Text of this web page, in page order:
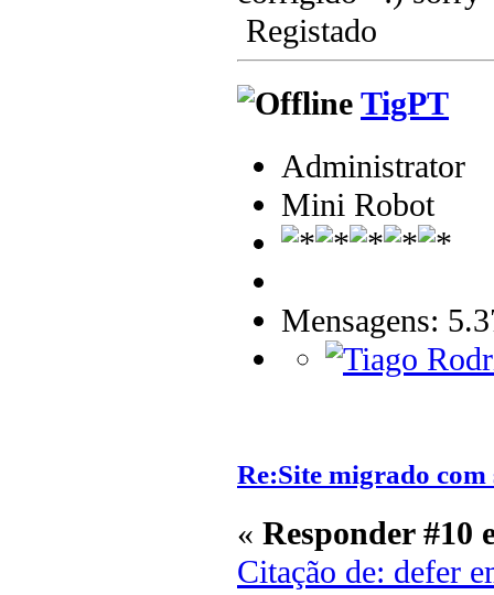
Registado
TigPT
Administrator
Mini Robot
Mensagens:
Re:Site migrado com
« Responder #10
Citação de: defer